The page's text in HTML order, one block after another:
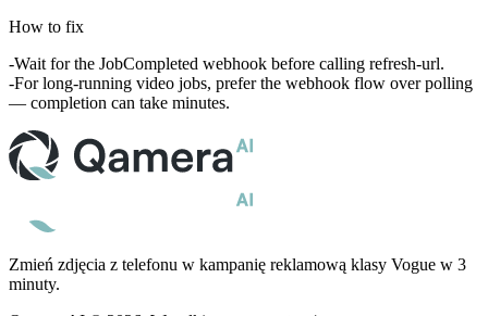
How to fix
Wait for the JobCompleted webhook before calling refresh-url.
For long-running video jobs, prefer the webhook flow over polling
— completion can take minutes.
Zmień zdjęcia z telefonu w kampanię reklamową klasy Vogue w 3
minuty.